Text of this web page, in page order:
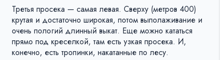
Третья просека — самая левая. Сверху (метров 400)
крутая и достаточно широкая, потом выполаживание и
очень пологий длинный выкат. Еще можно кататься
прямо под креселкой, там есть узкая просека. И,
конечно, есть тропинки, накатанные по лесу.